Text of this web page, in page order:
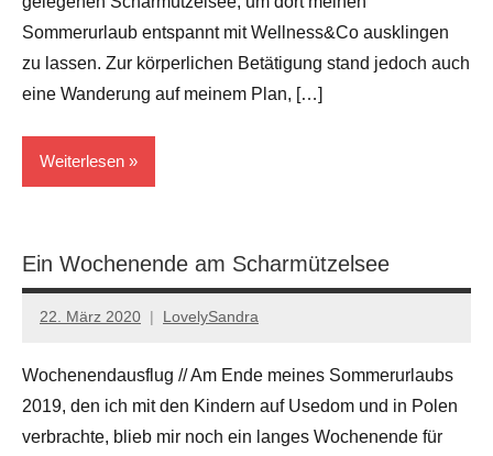
Sommerurlaub entspannt mit Wellness&Co ausklingen
zu lassen. Zur körperlichen Betätigung stand jedoch auch
eine Wanderung auf meinem Plan, […]
Weiterlesen
Germany
Brandenburg
Ein Wochenende am Scharmützelsee
22. März 2020 LovelySandra
Keine
Wochenendausflug // Am Ende meines Sommerurlaubs
2019, den ich mit den Kindern auf Usedom und in Polen
verbrachte, blieb mir noch ein langes Wochenende für